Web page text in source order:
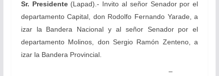
Sr. Presidente(Lapad).- Invito al señor Senador por el
departamento Capital, don Rodolfo Fernando Yarade, a
izar la Bandera Nacional y al señor Senador por el
departamento Molinos, don Sergio Ramón Zenteno, a
izar la Bandera Provincial.
–